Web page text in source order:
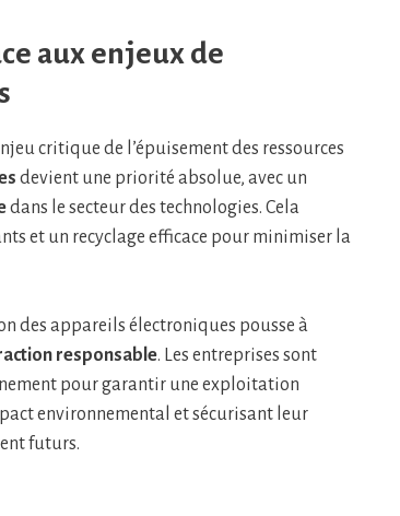
aux enjeux de
critique de l’épuisement des ressources
devient une priorité absolue, avec un
dans le secteur des technologies. Cela
et un recyclage efficace pour minimiser la
des appareils électroniques pousse à
responsable. Les entreprises sont
pour garantir une exploitation
environnemental et sécurisant leur
futurs.